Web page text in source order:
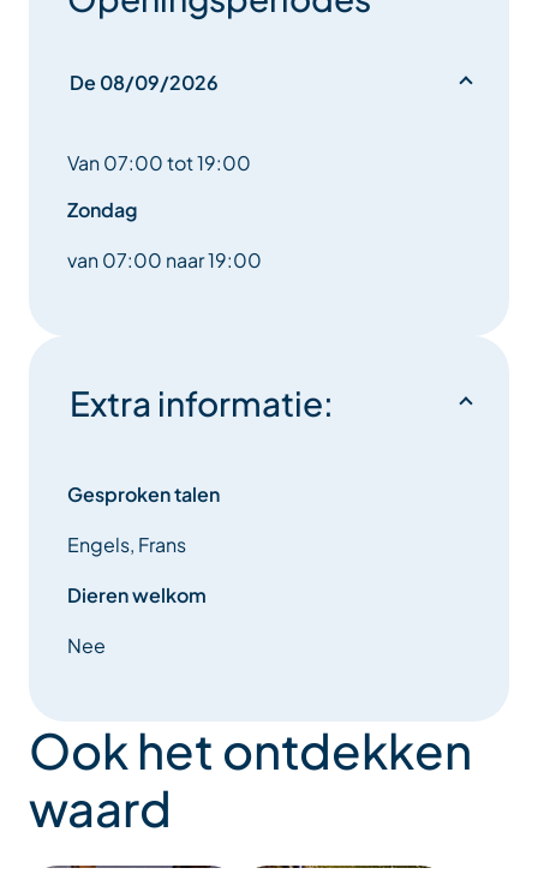
De 08/09/2026
Van 07:00 tot 19:00
Zondag
van 07:00 naar 19:00
Extra informatie:
Gesproken talen
Engels, Frans
Dieren welkom
Nee
Ook het ontdekken
waard